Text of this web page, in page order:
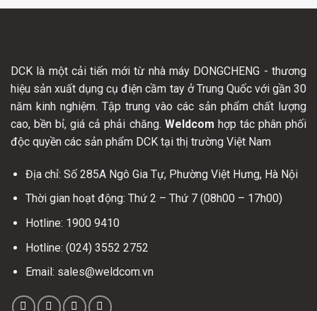
DCK là một cải tiến mới từ nhà máy DONGCHENG - thương
hiệu sản xuất dụng cụ điện cầm tay ở Trung Quốc với gần 30
năm kinh nghiệm. Tập trung vào các sản phẩm chất lượng
cao, bền bỉ, giá cả phải chăng. Weldcom hợp tác phân phối
độc quyền các sản phẩm DCK tại thị trường Việt Nam
Địa chỉ: Số 285A Ngô Gia Tự, Phường Việt Hưng, Hà Nội
Thời gian hoạt động: Thứ 2 – Thứ 7 (08h00 – 17h00)
Hotline: 1900 9410
Hotline: (024) 3552 2752
Email: sales@weldcom.vn